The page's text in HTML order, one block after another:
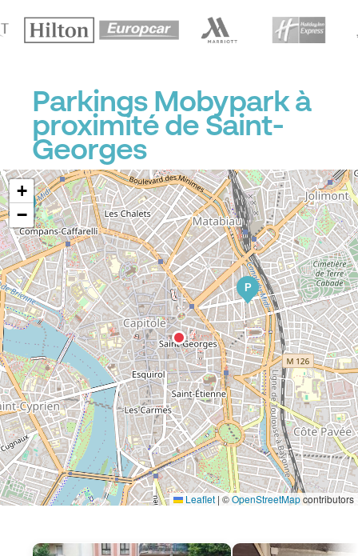
Parkings Mobypark à
proximité de Saint-
Georges
P
P
P
+
−
Leaflet | ©OpenStreetMapcontributors